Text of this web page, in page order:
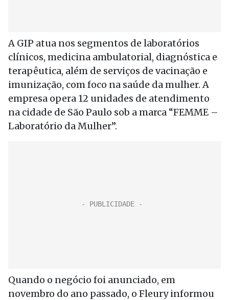
A GIP atua nos segmentos de laboratórios
clínicos, medicina ambulatorial, diagnóstica e
terapêutica, além de serviços de vacinação e
imunização, com foco na saúde da mulher. A
empresa opera 12 unidades de atendimento
na cidade de São Paulo sob a marca “FEMME –
Laboratório da Mulher”.
Quando o negócio foi anunciado, em
novembro do ano passado, o Fleury informou